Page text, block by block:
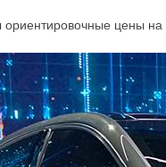
ориентировочные цены на